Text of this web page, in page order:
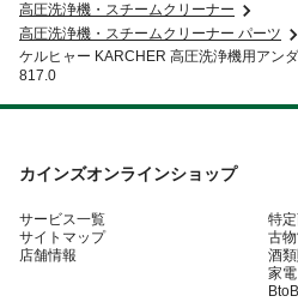
高圧洗浄機・スチームクリーナー
高圧洗浄機・スチームクリーナー パーツ
ケルヒャー KARCHER 高圧洗浄機用アン
817.0
カインズオンラインショップ
サービス一覧
サイトマップ
店舗情報
特
古
酒
家